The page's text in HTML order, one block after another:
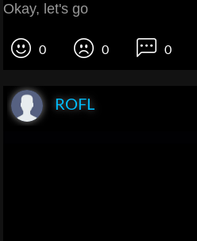
Okay, let's go
0 0 0
ROFL